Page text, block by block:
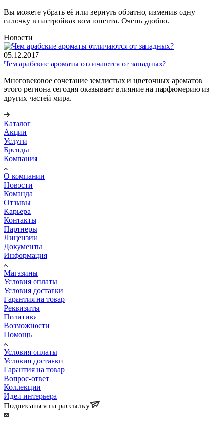
Вы можете убрать её или вернуть обратно, изменив одну
галочку в настройках компонента. Очень удобно.
Новости
05.12.2017
Чем арабские ароматы отличаются от западных?
Многовековое сочетание землистых и цветочных ароматов
этого региона сегодня оказывает влияние на парфюмерию из
других частей мира.
Каталог
Акции
Услуги
Бренды
Компания
О компании
Новости
Команда
Отзывы
Карьера
Контакты
Партнеры
Лицензии
Документы
Информация
Магазины
Условия оплаты
Условия доставки
Гарантия на товар
Реквизиты
Политика
Возможности
Помощь
Условия оплаты
Условия доставки
Гарантия на товар
Вопрос-ответ
Коллекции
Идеи интерьера
Подписаться на рассылку